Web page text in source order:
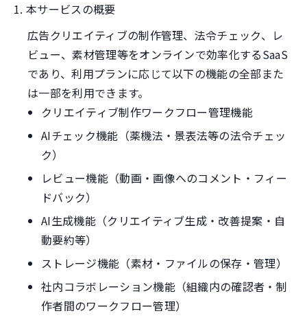
1. 本サービスの概要
広告クリエイティブの制作管理、法令チェック、レ
ビュー、素材管理等をオンラインで効率化するSaaS
であり、利用プランに応じて以下の機能の全部また
は一部を利用できます。
クリエイティブ制作ワークフロー管理機能
AIチェック機能（薬機法・景表法等の法令チェッ
ク）
レビュー機能（動画・画像へのコメント・フィー
ドバック）
AI生成機能（クリエイティブ生成・改善提案・自
動要約等）
ストレージ機能（素材・ファイルの保存・管理）
社内コラボレーション機能（組織内の確認者・制
作者間のワークフロー管理）